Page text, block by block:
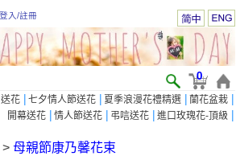
登入/註冊
0
花 | 七夕情人節送花 | 夏季浪漫花禮精選 | 蘭花盆栽 |
開幕送花 | 情人節送花 | 弔唁送花 | 進口玫瑰花-頂級 |
> 母親節康乃馨花束